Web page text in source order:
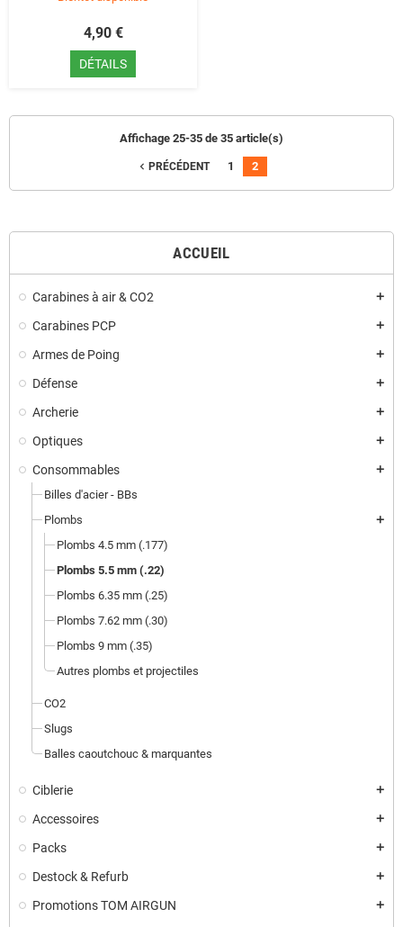
ACCUEIL
Carabines à air & CO2 add
Carabines PCP add
Armes de Poing add
Défense add
Archerie add
Optiques add
Consommables add
Billes d'acier - BBs
Plombs
add
Plombs 4.5 mm (.177)
Plombs 5.5 mm (.22)
Plombs 6.35 mm (.25)
Plombs 7.62 mm (.30)
Plombs 9 mm (.35)
Autres plombs et projectiles
CO2
Slugs
Balles caoutchouc & marquantes
Ciblerie add
Accessoires add
Packs add
Destock & Refurb add
Promotions TOM AIRGUN add
4,90 €
DÉTAILS
Affichage 25-35 de 35 article(s)
navigate_before PRÉCÉDENT 1 2